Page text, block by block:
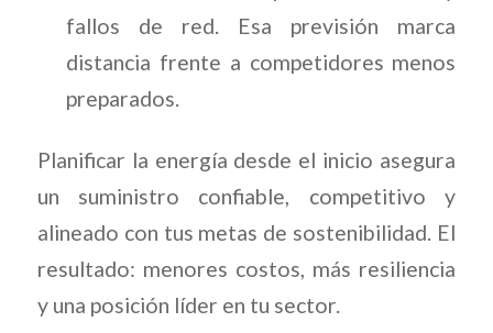
fallos de red. Esa previsión marca
distancia frente a competidores menos
preparados.
Planificar la energía desde el inicio asegura
un suministro confiable, competitivo y
alineado con tus metas de sostenibilidad. El
resultado: menores costos, más resiliencia
y una posición líder en tu sector.